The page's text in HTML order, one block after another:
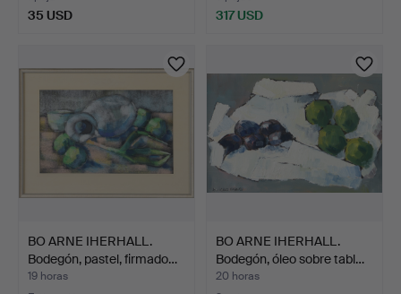
35 USD 317 USD
BO ARNE IHERHALL.
Bodegón, pastel, firmado…
19 horas
BO ARNE IHERHALL.
Bodegón, óleo sobre tabl…
20 horas